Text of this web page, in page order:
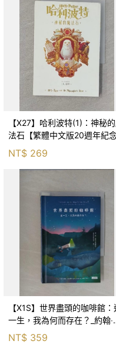
【X27】哈利波特(1)：神秘
法石【繁體中文版20週年紀
NT$ 269
【X1S】世界盡頭的咖啡館：
一生，我為何而存在？_約翰‧
崔勒基, Elsa
NT$ 359